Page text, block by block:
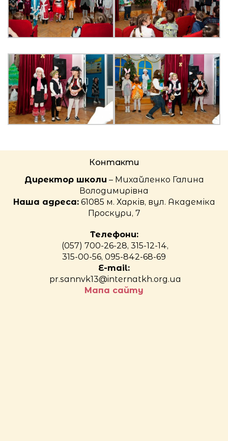
Контакти
Директор школи – Михайленко Галина
Володимирівна
Наша адреса:61085 м. Харків, вул. Академіка
Проскури, 7
Телефони:
(057) 700-26-28, 315-12-14,
315-00-56, 095-842-68-69
E-mail:
pr.sannvk13@internatkh.org.ua
Мапа сайту